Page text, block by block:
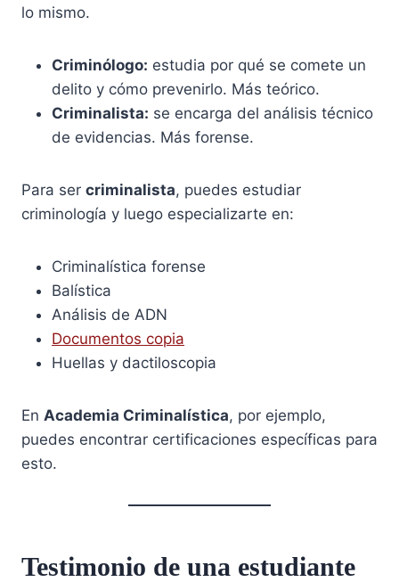
lo mismo.
Criminólogo: estudia por qué se comete un
delito y cómo prevenirlo. Más teórico.
Criminalista: se encarga del análisis técnico
de evidencias. Más forense.
Para ser criminalista, puedes estudiar
criminología y luego especializarte en:
Criminalística forense
Balística
Análisis de ADN
Documentos copia
Huellas y dactiloscopia
En Academia Criminalística, por ejemplo,
puedes encontrar certificaciones específicas para
esto.
Testimonio de una estudiante